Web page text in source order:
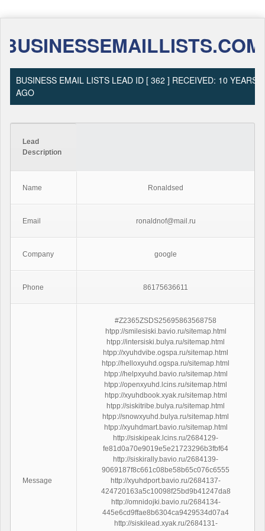
BUSINESSEMAILLISTS.COM
BUSINESS EMAIL LISTS LEAD ID [ 362 ] RECEIVED: 10 YEARS
AGO
Lead
Description
Name Ronaldsed
Email ronaldnof@mail.ru
Company google
Phone 86175636611
Message
#Z2365ZSDS25695863568758
htpp://smilesiski.bavio.ru/sitemap.html
htpp://intersiski.bulya.ru/sitemap.html
htpp://xyuhdvibe.ogspa.ru/sitemap.html
htpp://helloxyuhd.ogspa.ru/sitemap.html
htpp://helpxyuhd.bavio.ru/sitemap.html
htpp://openxyuhd.lcins.ru/sitemap.html
htpp://xyuhdbook.xyak.ru/sitemap.html
htpp://siskitribe.bulya.ru/sitemap.html
htpp://snowxyuhd.bulya.ru/sitemap.html
htpp://xyuhdmart.bavio.ru/sitemap.html
http://siskipeak.lcins.ru/2684129-
fe81d0a70e9019e5e21723296b3fbf64
http://siskirally.bavio.ru/2684139-
9069187f8c661c08be58b65c076c6555
http://xyuhdport.bavio.ru/2684137-
424720163a5c10098f25bd9b41247da8
http://omnidojki.bavio.ru/2684134-
445e6cd9ffae8b6304ca9429534d07a4
http://siskilead.xyak.ru/2684131-